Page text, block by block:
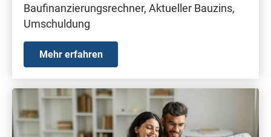
Baufinanzierungsrechner, Aktueller Bauzins,
Umschuldung
Mehr erfahren